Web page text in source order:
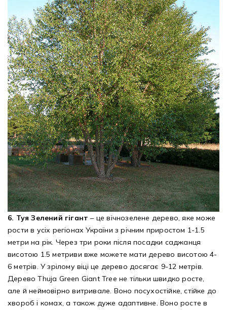
6. Туя Зелений гігант – це вічнозелене дерево, яке може
рости в усіх регіонах України з річним приростом 1-1.5
метри на рік. Через три роки після посадки саджанця
висотою 1.5 метриви вже можете мати дерево висотою 4-
6 метрів. У зрілому віці це дерево досягає 9-12 метрів.
Дерево Thuja Green Giant Tree не тільки швидко росте,
але й неймовірно витривале. Воно посухостійке, стійке до
хвороб і комах, а також дуже адаптивне. Воно росте в